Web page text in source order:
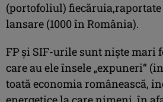
(portofoliul)
lansare (1000 în România).
FP şi SIF-urile sunt nişte
care au ele însele „expuneri“
toată economia românească,